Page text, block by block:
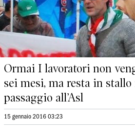
Ormai I lavoratori non
sei mesi, ma resta in
passaggio all’Asl
15 gennaio 2016 03:23